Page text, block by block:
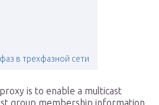
в трехфазной сети
is to enable a multicast
group membership information